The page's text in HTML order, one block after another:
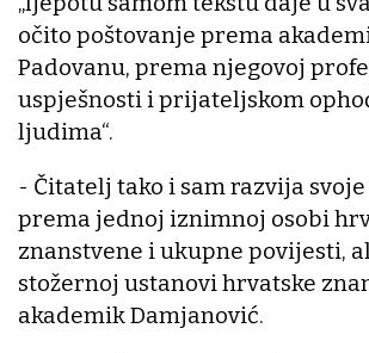
očito poštovanje prema
Padovanu, prema njegovoj
uspješnosti i prijateljskom
ljudima“.
- Čitatelj tako i sam razvija
prema jednoj iznimnoj osobi
znanstvene i ukupne povijesti,
stožernoj ustanovi hrvatske
akademik Damjanović.